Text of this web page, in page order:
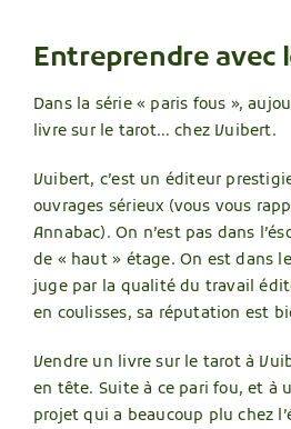
Entreprendre avec
Dans la série « paris fous »,
livre sur le tarot… chez Vuibert.
Vuibert, c’est un éditeur
ouvrages sérieux (vous vous
Annabac). On n’est pas dans
de « haut » étage. On est dans
juge par la qualité du travail
en coulisses, sa réputation est
Vendre un livre sur le tarot à
en tête. Suite à ce pari fou, et à
projet qui a beaucoup plu chez